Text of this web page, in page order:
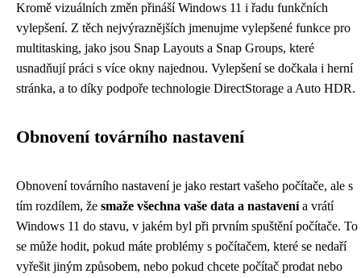
Kromě vizuálních změn přináší Windows 11 i řadu funkčních
vylepšení. Z těch nejvýraznějších jmenujme vylepšené funkce pro
multitasking, jako jsou Snap Layouts a Snap Groups, které
usnadňují práci s více okny najednou. Vylepšení se dočkala i herní
stránka, a to díky podpoře technologie DirectStorage a Auto HDR.
Obnovení továrního nastavení
Obnovení továrního nastavení je jako restart vašeho počítače, ale s
tím rozdílem, že smaže všechna vaše data a nastavenía vrátí
Windows 11 do stavu, v jakém byl při prvním spuštění počítače. To
se může hodit, pokud máte problémy s počítačem, které se nedaří
vyřešit jiným způsobem, nebo pokud chcete počítač prodat nebo